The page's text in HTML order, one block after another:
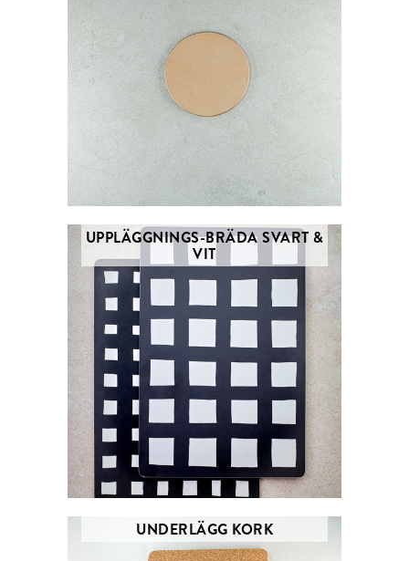
UPPLÄGGNINGS-BRÄDA SVART &
VIT
UNDERLÄGG KORK